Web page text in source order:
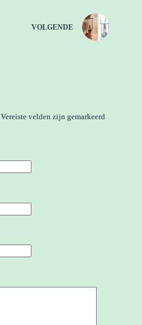
VOLGENDE
Vereiste velden zijn gemarkeerd